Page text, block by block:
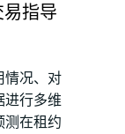
指导
情况、对
进行多维
测在租约